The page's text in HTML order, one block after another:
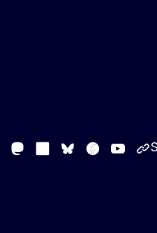
MastodonLinkedIn
Bluesky
Facebook